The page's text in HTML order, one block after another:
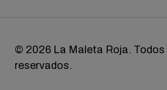
© 2026 La Maleta Roja. Todos
reservados.